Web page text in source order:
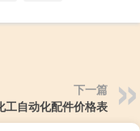
下一篇
工自动化配件价格表